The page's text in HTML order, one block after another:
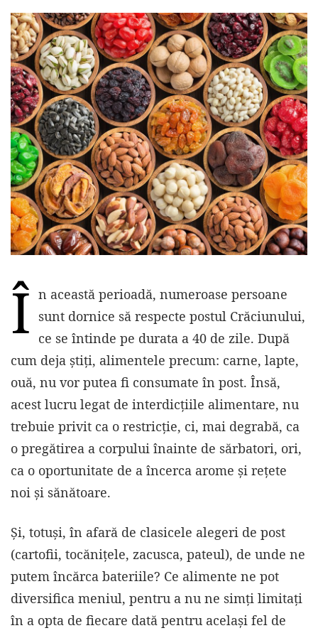
Î n această perioadă, numeroase persoane
sunt dornice să respecte postul Crăciunului,
ce se întinde pe durata a 40 de zile. După
cum deja știți, alimentele precum: carne, lapte,
ouă, nu vor putea fi consumate în post. Însă,
acest lucru legat de interdicțiile alimentare, nu
trebuie privit ca o restricție, ci, mai degrabă, ca
o pregătirea a corpului înainte de sărbatori, ori,
ca o oportunitate de a încerca arome și rețete
noi și sănătoare.
Și, totuși, în afară de clasicele alegeri de post
(cartofii, tocănițele, zacusca, pateul), de unde ne
putem încărca bateriile? Ce alimente ne pot
diversifica meniul, pentru a nu ne simți limitați
în a opta de fiecare dată pentru același fel de